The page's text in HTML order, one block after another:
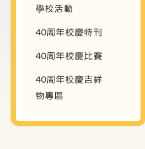
學校活動
40周年校慶特刊
40周年校慶比賽
40周年校慶吉祥
物專區